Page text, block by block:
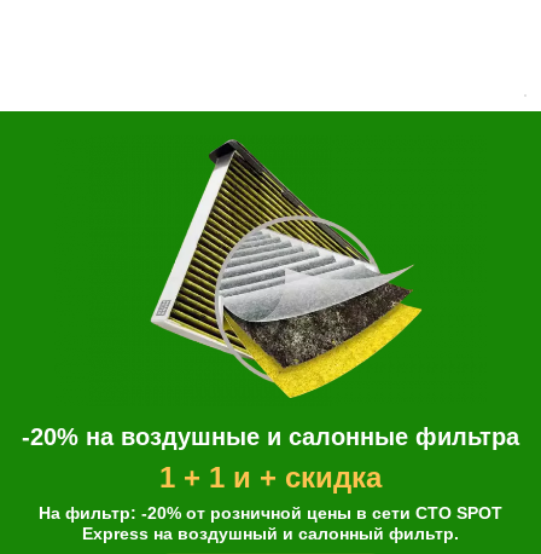
SPOT present
Стеклоомыватель
Ruseff
LUBEX
Castrol
Ford
GM
Honda
-20% на воздушные и салонные фильтра
1 + 1 и + скидка
На фильтр: -20% от розничной цены в сети СТО SPOT
Express на воздушный и салонный фильтр.